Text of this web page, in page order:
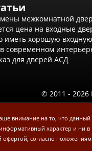
Верда
Коллекция дверей
Коллекция дверей
Верда
Коллекция дверей Лофт
Дворецкий
Про
Про
межкомнатной
цена на входные
иметь хорошую
современном
для дверей АСД
© 2011 - 2026
внимание на то, что данный
характер и ни в
офертой, согласно